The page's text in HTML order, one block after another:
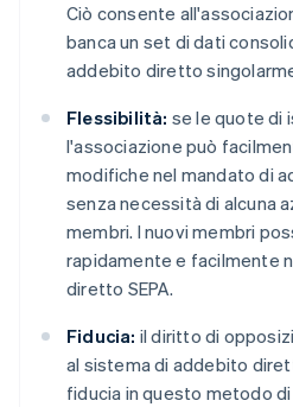
Ciò consente
banca un set di dati
addebito diretto
Flessibilità: se le quote di
l'associazione può
modifiche nel mandato di
senza necessità di alcuna
membri. I nuovi membri
rapidamente e facilmente
diretto SEPA.
Fiducia: il diritto di
al sistema di addebito
fiducia in questo metodo